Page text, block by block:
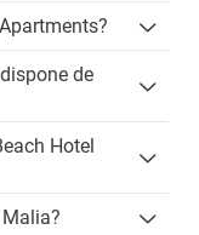
de
Hotel